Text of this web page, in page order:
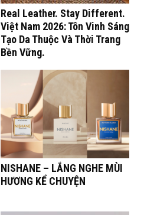
Real Leather. Stay Different.
Việt Nam 2026: Tôn Vinh Sáng
Tạo Da Thuộc Và Thời Trang
Bền Vững.
NISHANE – LẮNG NGHE MÙI
HƯƠNG KỂ CHUYỆN